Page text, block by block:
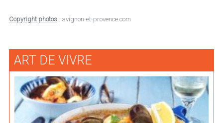
Copyright photos: avignon-et-provence.com
ART DE VIVRE